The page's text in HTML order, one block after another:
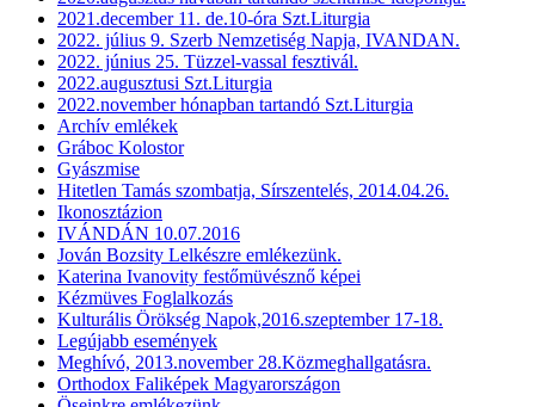
2021.december 11. de.10-óra Szt.Liturgia
2022. július 9. Szerb Nemzetiség Napja, IVANDAN.
2022. június 25. Tüzzel-vassal fesztivál.
2022.augusztusi Szt.Liturgia
2022.november hónapban tartandó Szt.Liturgia
Archív emlékek
Gráboc Kolostor
Gyászmise
Hitetlen Tamás szombatja, Sírszentelés, 2014.04.26.
Ikonosztázion
IVÁNDÁN 10.07.2016
Jován Bozsity Lelkészre emlékezünk.
Katerina Ivanovity festőmüvésznő képei
Kézmüves Foglalkozás
Kulturális Örökség Napok,2016.szeptember 17-18.
Legújabb események
Meghívó, 2013.november 28.Közmeghallgatásra.
Orthodox Faliképek Magyarországon